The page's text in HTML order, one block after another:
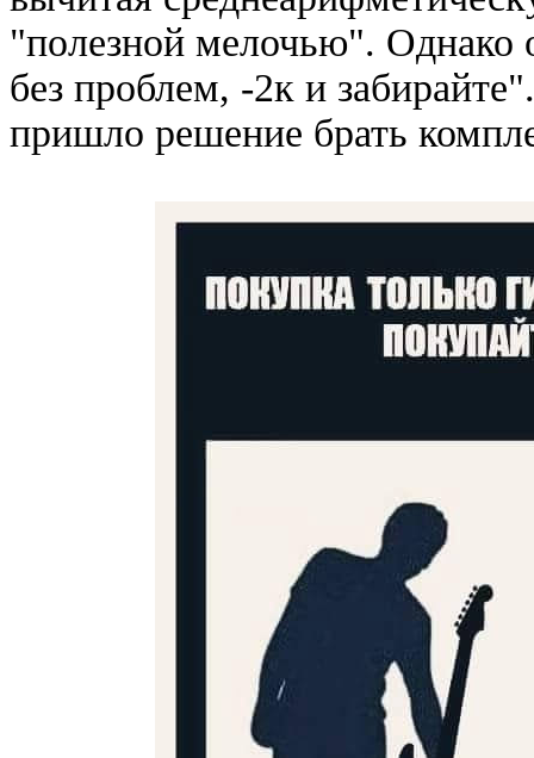
"полезной мелочью". Однако
без проблем, -2к и
пришло решение брать